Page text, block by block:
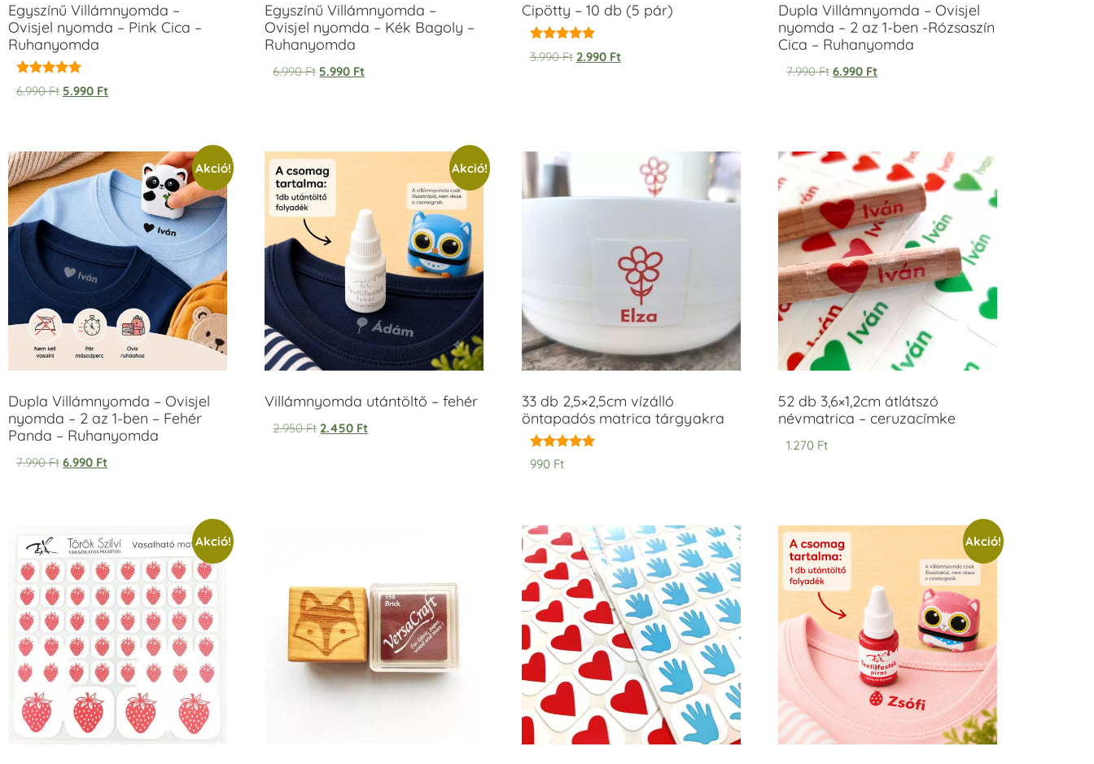
Egyszínű Villámnyomda –
Ovisjel nyomda – Pink Cica –
Ruhanyomda
Értékelés:
5.00
6.990Ft 5.990 Ft
Egyszínű Villámnyomda –
Ovisjel nyomda – Kék Bagoly –
Ruhanyomda
6.990Ft 5.990 Ft
Cipötty – 10 db (5 pár)
Értékelés:
5.00
3.990Ft 2.990 Ft
Dupla Villámnyomda – Ovisjel
nyomda – 2 az 1-ben -Rózsaszín
Cica – Ruhanyomda
7.990Ft 6.990 Ft
Akció!
Dupla Villámnyomda – Ovisjel
nyomda – 2 az 1-ben – Fehér
Panda – Ruhanyomda
7.990Ft 6.990 Ft
Akció!
Villámnyomda utántöltő – fehér
2.950Ft 2.450 Ft
33 db 2,5×2,5cm vízálló
öntapadós matrica tárgyakra
Értékelés:
5.00
990 Ft
52 db 3,6×1,2cm átlátszó
névmatrica – ceruzacímke
1.270 Ft
Akció! Akció!